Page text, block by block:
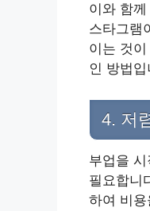
이와 함
스타그램
이는 것
인 방법
4. 저
부업을
필요합니
하여 비